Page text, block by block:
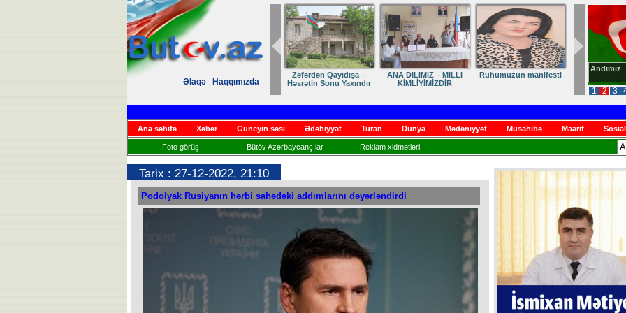
Əlaqə
Haqqımızda
1 2 3
Andımız
Zəfərdən Qayıdışa –
Həsrətin Sonu Yaxındır
ANA DİLİMİZ – MİLLİ
KİMLİYİMİZDİR
Ruhumuzun manifesti
Ana səhifə Xəbər Güneyin səsi Ədəbiyyat Turan Dünya Mədəniyyət Müsahibə Maarif
Foto görüş Bütöv Azərbaycançılar Reklam xidmətləri
Tarix : 27-12-2022, 21:10
Podolyak Rusiyanın hərbi sahədəki addımlarını dəyərləndirdi